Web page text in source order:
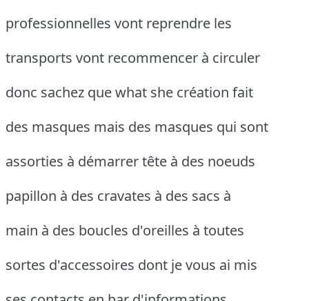
professionnelles vont reprendre les
transports vont recommencer à circuler
donc sachez que what she création fait
des masques mais des masques qui sont
assorties à démarrer tête à des noeuds
papillon à des cravates à des sacs à
main à des boucles d'oreilles à toutes
sortes d'accessoires dont je vous ai mis